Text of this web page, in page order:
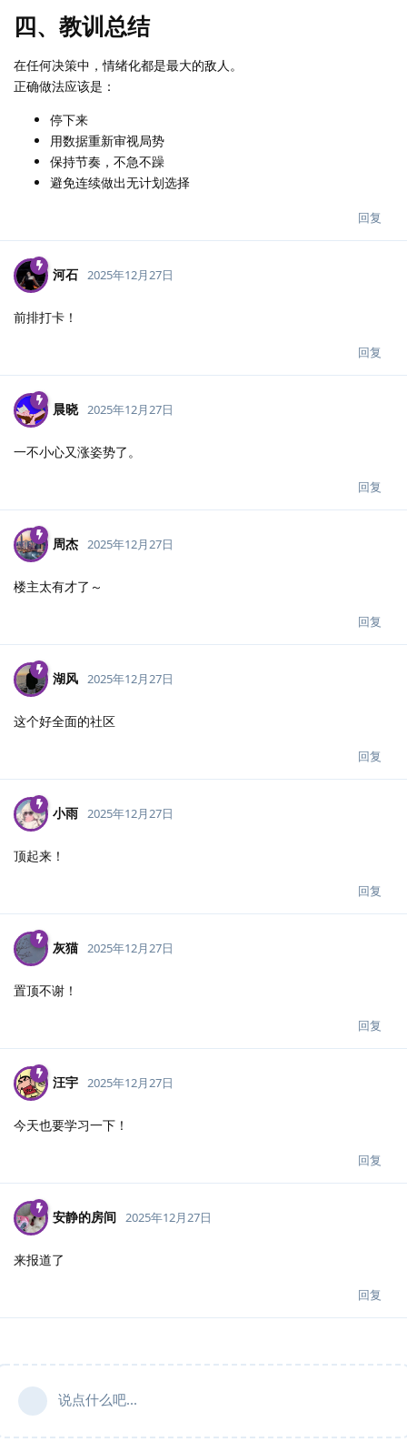
四、教训总结
在任何决策中，情绪化都是最大的敌人。
正确做法应该是：
停下来
用数据重新审视局势
保持节奏，不急不躁
避免连续做出无计划选择
回复
河石 2025年12月27日
前排打卡！
回复
晨晓 2025年12月27日
一不小心又涨姿势了。
回复
周杰 2025年12月27日
楼主太有才了～
回复
湖风 2025年12月27日
这个好全面的社区
回复
小雨 2025年12月27日
顶起来！
回复
灰猫 2025年12月27日
置顶不谢！
回复
汪宇 2025年12月27日
今天也要学习一下！
回复
安静的房间 2025年12月27日
来报道了
回复
说点什么吧...